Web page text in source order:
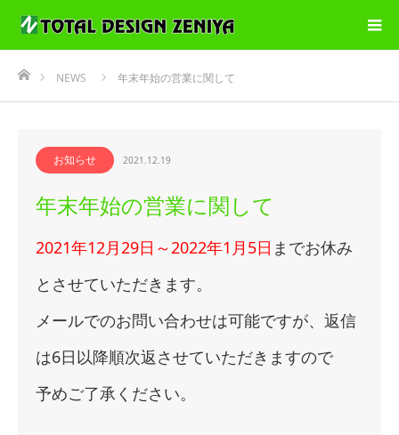
ホーム
NEWS 年末年始の営業に関して
お知らせ 2021.12.19
年末年始の営業に関して
2021年12月29日～2022年1月5日 までお休み
とさせていただきます。
メールでのお問い合わせは可能ですが、返信
は6日以降順次返させていただきますので
予めご了承ください。